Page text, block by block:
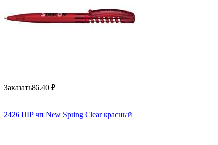
Заказать86.40 ₽
2426 ШР чп New Spring Clear красный